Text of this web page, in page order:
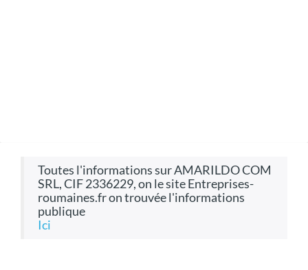
toutes l'informations sur AMARILDO COM
SRL, CIF 2336229, on le site Entreprises-
roumaines.fr on trouvée l'informations
publique
ici